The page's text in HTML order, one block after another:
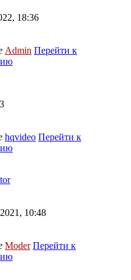
18:36
Admin Перейти к
hqvideo Перейти к
10:48
Moder Перейти к